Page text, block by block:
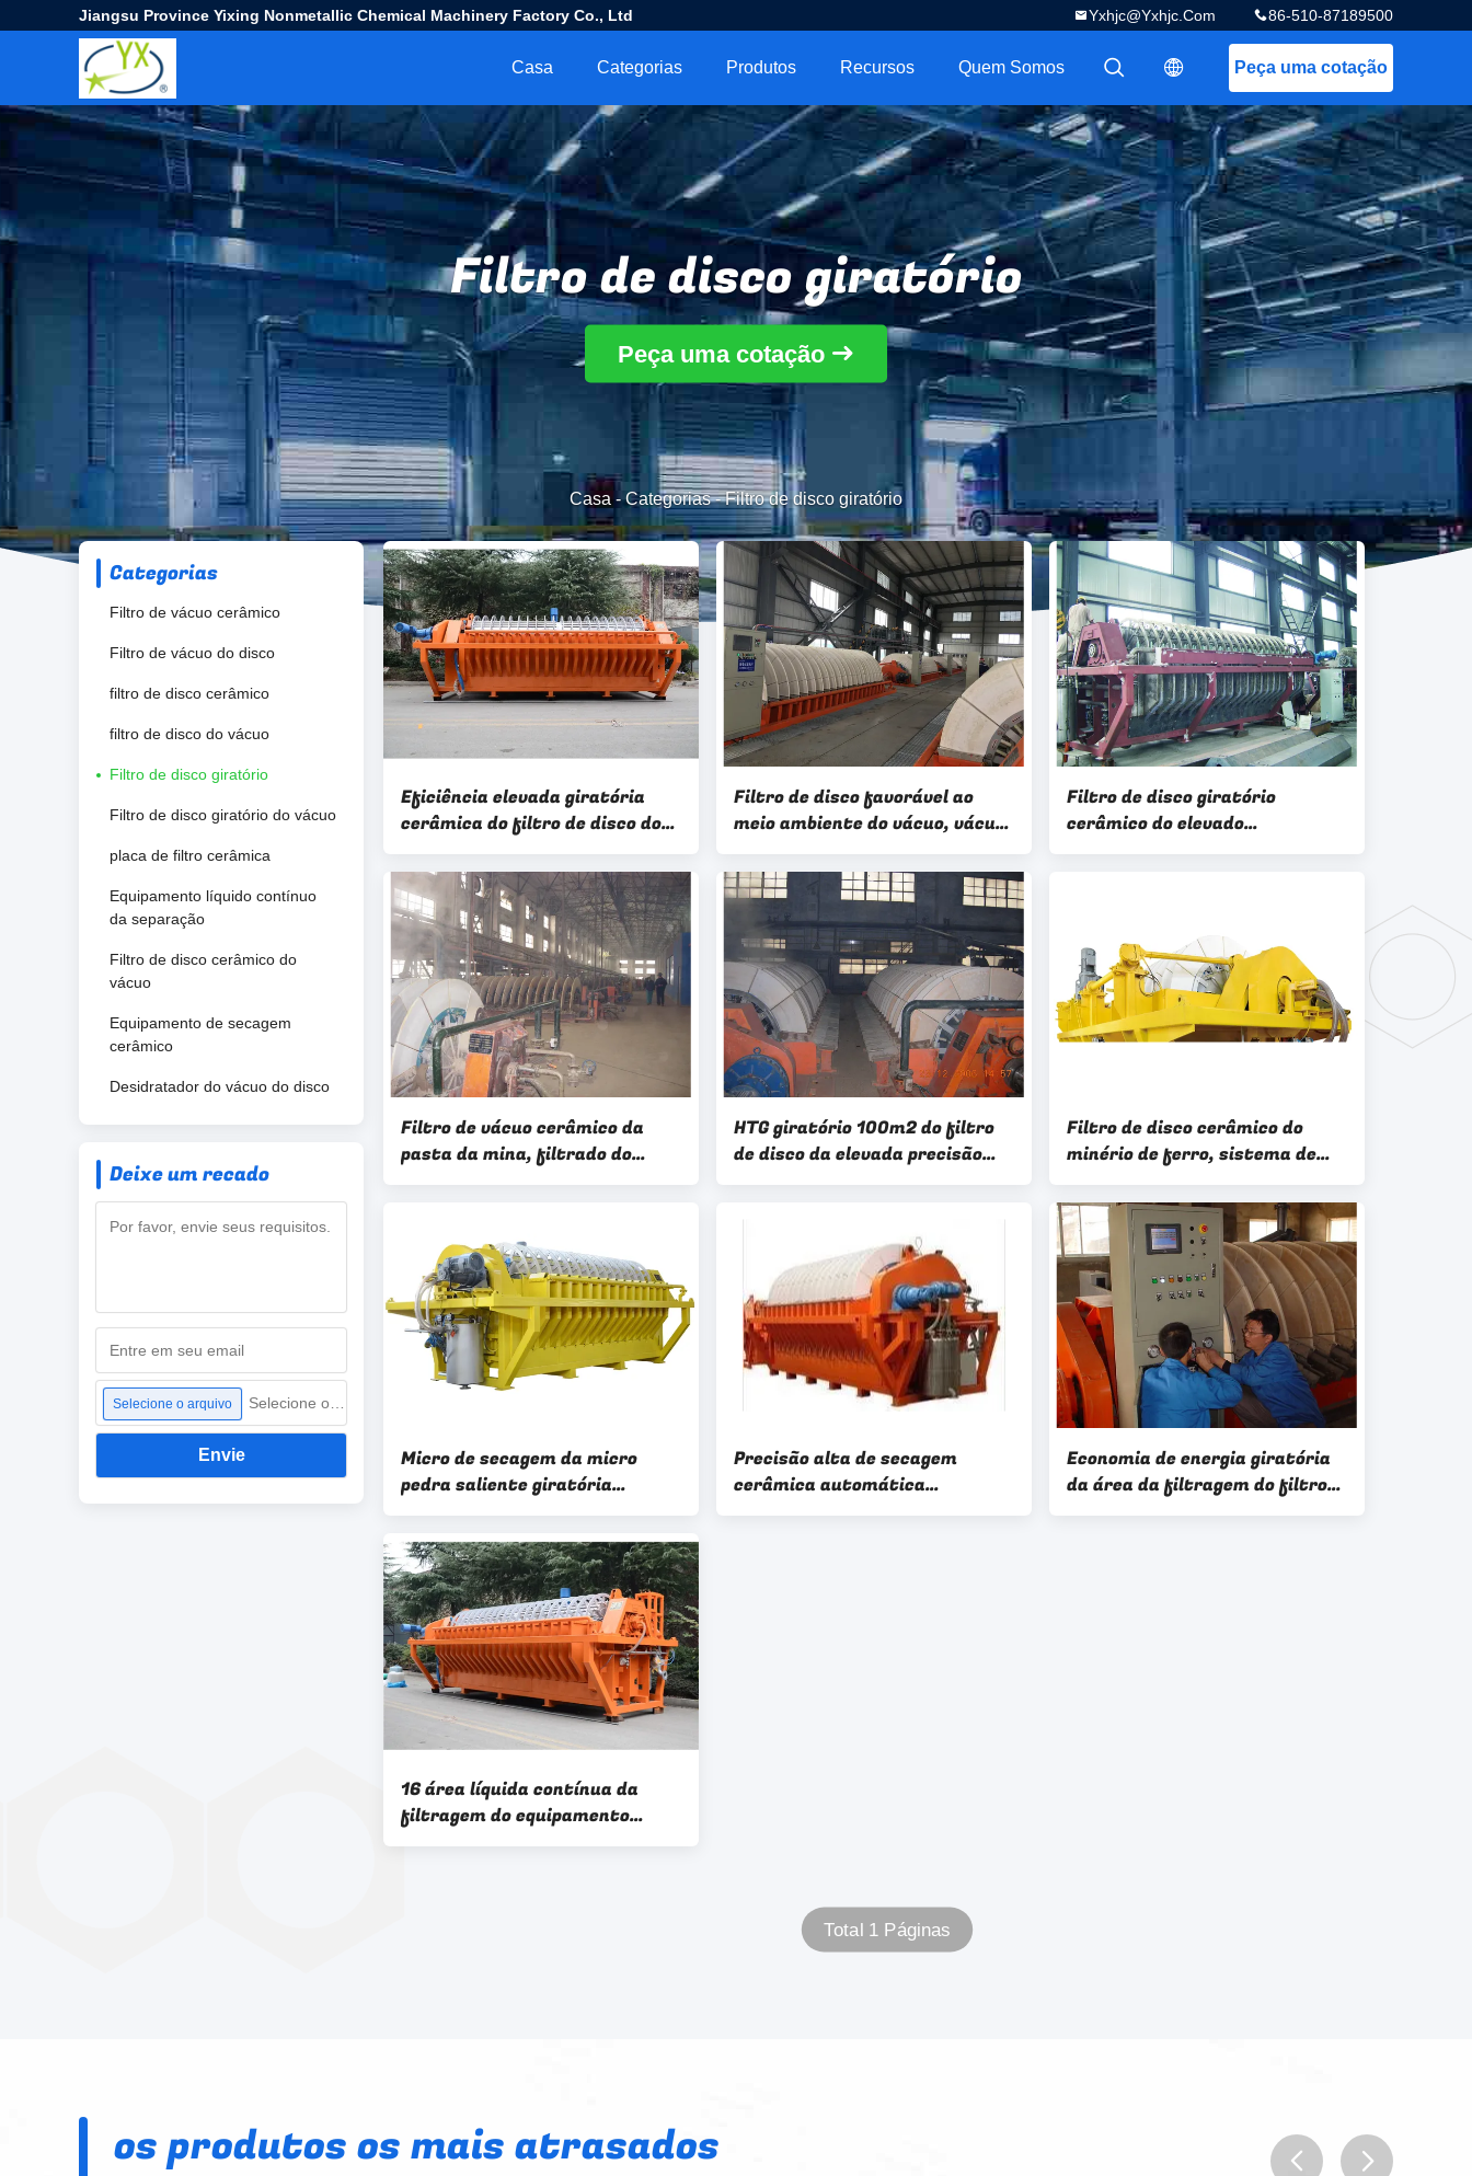
Jiangsu Province Yixing Nonmetallic Chemical Machinery Factory Co., Ltd 86-510-87189500
Yxhjc@yxhjc.com
Peça uma cotação
描述
描述
Casa Categorias Produtos Recursos Quem Somos
Filtro de disco giratório
Peça uma cotação
Casa-Categorias-Filtro de disco giratório
Categorias
Filtro de vácuo cerâmico
Filtro de vácuo do disco
filtro de disco cerâmico
filtro de disco do vácuo
Filtro de disco giratório
Filtro de disco giratório do vácuo
placa de filtro cerâmica
Equipamento líquido contínuo
da separação
Filtro de disco cerâmico do
vácuo
Equipamento de secagem
cerâmico
Desidratador do vácuo do disco
Deixe um recado
Selecione o arquivo
Envie
Eficiência elevada giratória
cerâmica do filtro de disco do
HTG para projetos de secagem
Filtro de disco favorável ao
meio ambiente do vácuo, vácuo
alto giratório de filtro de vácuo
Filtro de disco giratório
cerâmico do elevado
desempenho com o bom bolo de
Filtro de vácuo cerâmico da
pasta da mina, filtrado do
espaço livre do sistema da
HTG giratório 100m2 do filtro
de disco da elevada precisão
para a pasta separada da mina
Filtro de disco cerâmico do
minério de ferro, sistema de
controlo bonde da operação
fácil giratória do filtro de disco
Micro de secagem da micro
pedra saliente giratória
cerâmica porosa do filtro de
disco - placa do furo
Precisão alta de secagem
cerâmica automática
resistente da filtragem da
Economia de energia giratória
da área da filtragem do filtro
de disco 1~240m2 da pasta da
16 área líquida contínua da
filtragem do equipamento
80m2 da separação dos ciclos
Total 1 Páginas
os produtos os mais atrasados